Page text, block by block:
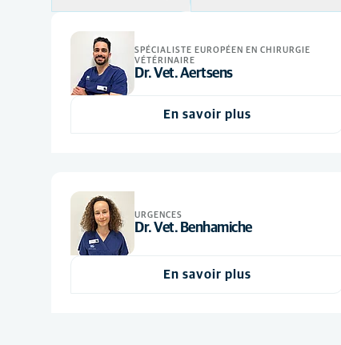
Ordre alphabétique Chirurgie
Dermatologie
Ophtalmologie
Soins d'urgence
SPÉCIALISTE EUROPÉEN EN CHIRURGIE
VÉTÉRINAIRE
Dr. Vet. Aertsens
En savoir plus
URGENCES
Dr. Vet. Benhamiche
En savoir plus